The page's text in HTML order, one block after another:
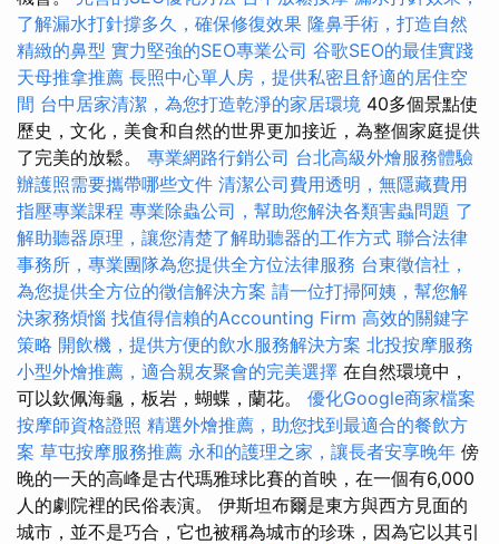
了解漏水打針撐多久，確保修復效果 隆鼻手術，打造自然
精緻的鼻型 實力堅強的SEO專業公司 谷歌SEO的最佳實踐
天母推拿推薦 長照中心單人房，提供私密且舒適的居住空
間 台中居家清潔，為您打造乾淨的家居環境 40多個景點使
歷史，文化，美食和自然的世界更加接近，為整個家庭提供
了完美的放鬆。 專業網路行銷公司 台北高級外燴服務體驗
辦護照需要攜帶哪些文件 清潔公司費用透明，無隱藏費用
指壓專業課程 專業除蟲公司，幫助您解決各類害蟲問題 了
解助聽器原理，讓您清楚了解助聽器的工作方式 聯合法律
事務所，專業團隊為您提供全方位法律服務 台東徵信社，
為您提供全方位的徵信解決方案 請一位打掃阿姨，幫您解
決家務煩惱 找值得信賴的Accounting Firm 高效的關鍵字
策略 開飲機，提供方便的飲水服務解決方案 北投按摩服務
小型外燴推薦，適合親友聚會的完美選擇 在自然環境中，
可以欽佩海龜，板岩，蝴蝶，蘭花。 優化Google商家檔案
按摩師資格證照 精選外燴推薦，助您找到最適合的餐飲方
案 草屯按摩服務推薦 永和的護理之家，讓長者安享晚年 傍
晚的一天的高峰是古代瑪雅球比賽的首映，在一個有6,000
人的劇院裡的民俗表演。 伊斯坦布爾是東方與西方見面的
城市，並不是巧合，它也被稱為城市的珍珠，因為它以其引